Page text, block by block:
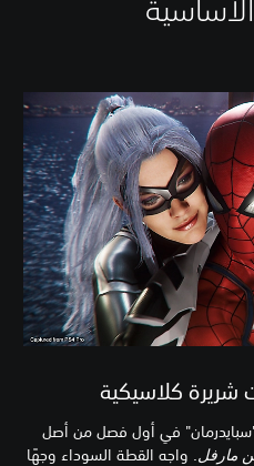
كلاسيكية
لـ"سبايدرمان" في أول فصل من أصل
مارفل. واجه القطة السوداء وجهًا